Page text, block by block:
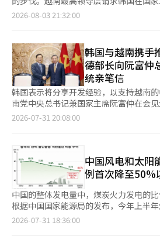
未来有望吸引RE100企业和数据中心等高耗
妍前南光州综合特别市副市长表示：“该
中心在地区的落地。”※ 本报道经人工
辑。
半年的增资问题在很大程度上得到了解
州卡特斯维尔太阳能工厂的全面商业化预
将为北美太阳能业务带来额外的动力”
调整反而是一个买入机会。”※ 本报道经
与编辑。
术政策，而是产业政策和国家安全战略。 我们也具备足够的竞争
力。世界一流的半导体技术和信息通信技
国家战略，个别企业的竞争力将难以转化
导体、AI、数据中心、电网、可再生能源
合生态系统。 新万金应成为这一战略的核心。新万金是国内唯一
同时具备广阔土地、可再生能源、港口和
集成大型数据中心、AI研究设施、人形
测试场、智能农业和智能物流的最佳条
设简单的工业园区，而应将新万金指定
养世界企业和研究机构共同进行技术实证和产
的成长需要优秀的研究者和开发者。可
设不应仅仅视为环境政策或能源政策，而
家基础设施。同时，必须建立大学、企
才培养体系，持续培养世界水平的研究者和工程师
样不可或缺。新技术往往与现有制度发生
AI、机器人、无人机和数字医疗等领域仍
全球快速竞争的同时，我们不能在许可
大胆地应用“先允许、后补充”的原则，
行，双方就铁路网络现代化、城市开发、
韩国国土交通部部长金允德。阮总书记表
提升两国经济合作和越南-韩国全面战略伙伴
与越南最高领导层会晤...扩展国家发展议题 阮总书记强调，越
视与韩国的关系，希望在政治、经济、贸
人文交流等领域进一步加强合作。他还
现两国贸易额达到1500亿美元（约216
平衡和可持续的方式尽早达成。” 阮总书记对越南建设部与国土
交通部的合作给予积极评价。他提议双方
作。 金部长向阮总书记和越南高层领导人转达了李在明总统的问
候。他表示：“祝贺越南在经济和社会发
待越南在2030年成为拥有现代工业的发
收入发达国家。” 金部长在此期间还向阮总书记递交了李在明总
统的亲笔信。信中表达了发展两国合作关
意成为越南国家发展目标实施过程中的可靠伙伴。
此外，国土交通部还与越南在铁路领域的
31日，越南建设部与国土交通部在河内
2026-08-03 21:32:00
韩国与越南携手
德部长向阮富仲
统亲笔信
韩国表示将分享开发经验，以支持越南
南党中央总书记兼国家主席阮富仲在会
议，基于两国的全面战略伙伴关系，扩大
媒体的报道，阮富仲总书记在当日下午会
德国土交通部长。他欢迎金部长的访问，
推动两国经济合作和韩越全面战略伙伴关系的发展
谈中请求金部长向李在明总统问好，并表
下，韩国将继续取得更重要的成就。 阮富仲对近期两国关系取得
的具体成果表示满意。他强调，越南重
治、经济、贸易、投资、科技、文化和人
韩越全面战略伙伴关系。 双方再次提及了两国的贸易目标。阮富
2026-07-31 20:08:00
中国风电和太阳
例首次降至50%
中国的整体发电量中，煤炭火力发电的
根据中国国家能源局的发布，今年上半
万亿千瓦时，占整体发电量的49.7%。这
2026-07-31 18:36:00